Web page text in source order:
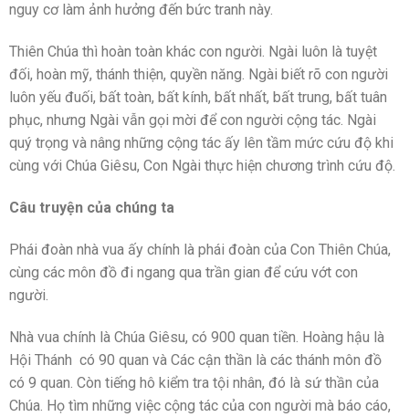
nguy cơ làm ảnh hưởng đến bức tranh này.
Thiên Chúa thì hoàn toàn khác con người. Ngài luôn là tuyệt
đối, hoàn mỹ, thánh thiện, quyền năng. Ngài biết rõ con người
luôn yếu đuối, bất toàn, bất kính, bất nhất, bất trung, bất tuân
phục, nhưng Ngài vẫn gọi mời để con người cộng tác. Ngài
quý trọng và nâng những cộng tác ấy lên tầm mức cứu độ khi
cùng với Chúa Giêsu, Con Ngài thực hiện chương trình cứu độ.
Câu truyện của chúng ta
Phái đoàn nhà vua ấy chính là phái đoàn của Con Thiên Chúa,
cùng các môn đồ đi ngang qua trần gian để cứu vớt con
người.
Nhà vua chính là Chúa Giêsu, có 900 quan tiền. Hoàng hậu là
Hội Thánh có 90 quan và Các cận thần là các thánh môn đồ
có 9 quan. Còn tiếng hô kiểm tra tội nhân, đó là sứ thần của
Chúa. Họ tìm những việc cộng tác của con người mà báo cáo,